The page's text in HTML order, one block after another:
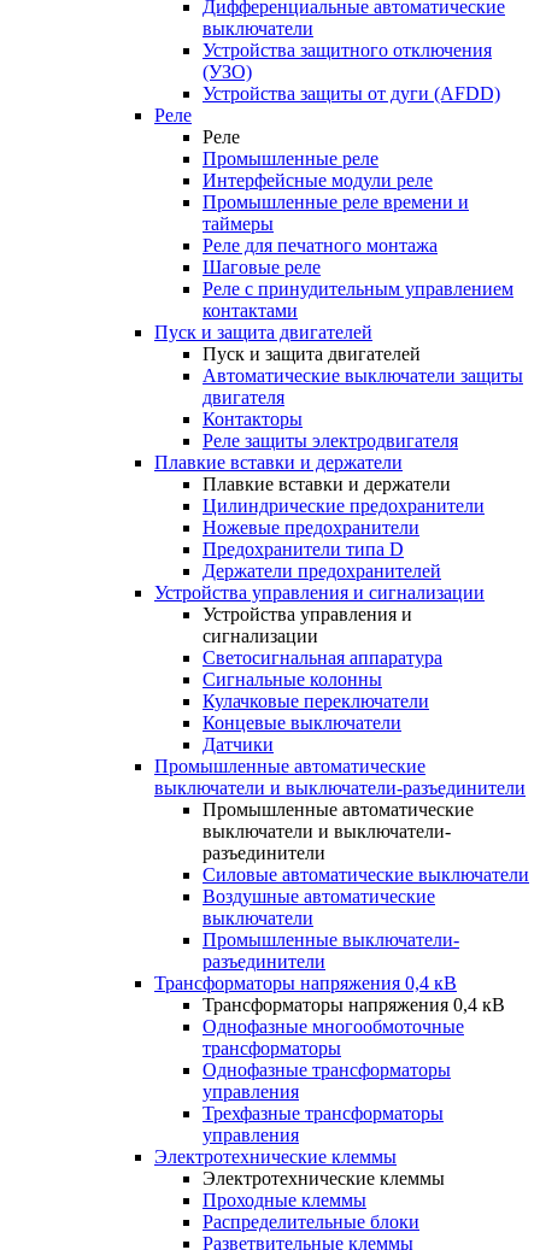
Дифференциальные автоматические
выключатели
Устройства защитного отключения
(УЗО)
Устройства защиты от дуги (AFDD)
Реле
Реле
Промышленные реле
Интерфейсные модули реле
Промышленные реле времени и
таймеры
Реле для печатного монтажа
Шаговые реле
Реле с принудительным управлением
контактами
Пуск и защита двигателей
Пуск и защита двигателей
Автоматические выключатели защиты
двигателя
Контакторы
Реле защиты электродвигателя
Плавкие вставки и держатели
Плавкие вставки и держатели
Цилиндрические предохранители
Ножевые предохранители
Предохранители типа D
Держатели предохранителей
Устройства управления и сигнализации
Устройства управления и
сигнализации
Светосигнальная аппаратура
Сигнальные колонны
Кулачковые переключатели
Концевые выключатели
Датчики
Промышленные автоматические
выключатели и выключатели-разъединители
Промышленные автоматические
выключатели и выключатели-
разъединители
Силовые автоматические выключатели
Воздушные автоматические
выключатели
Промышленные выключатели-
разъединители
Трансформаторы напряжения 0,4 кВ
Трансформаторы напряжения 0,4 кВ
Однофазные многообмоточные
трансформаторы
Однофазные трансформаторы
управления
Трехфазные трансформаторы
управления
Электротехнические клеммы
Электротехнические клеммы
Проходные клеммы
Распределительные блоки
Разветвительные клеммы